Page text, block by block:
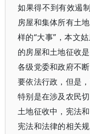
如果得不到有效遏
房屋和集体所有土
样的“大事”，本文
的房屋和土地征收
各级党委和政府不
要依法行政，但是
特别是在涉及农民
土地征收中，宪法
宪法和法律的相关